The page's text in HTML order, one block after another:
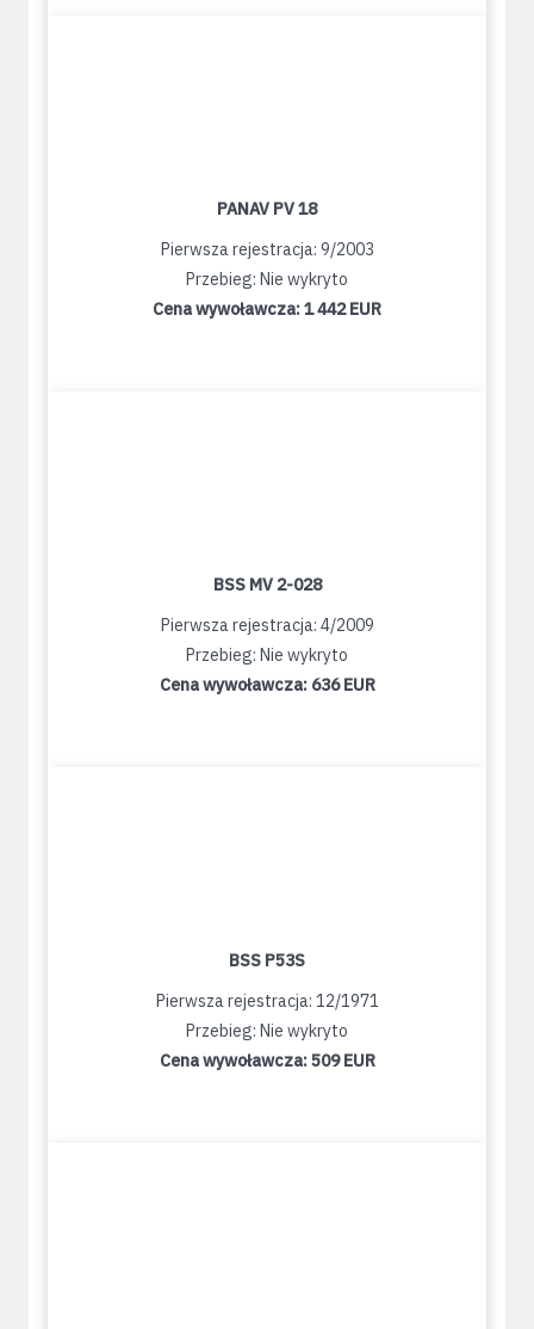
PANAV PV 18
Pierwsza rejestracja: 9/2003
Przebieg: Nie wykryto
Cena wywoławcza:1 442 EUR
BSS MV 2-028
Pierwsza rejestracja: 4/2009
Przebieg: Nie wykryto
Cena wywoławcza: 636 EUR
BSS P53S
Pierwsza rejestracja: 12/1971
Przebieg: Nie wykryto
Cena wywoławcza:509 EUR